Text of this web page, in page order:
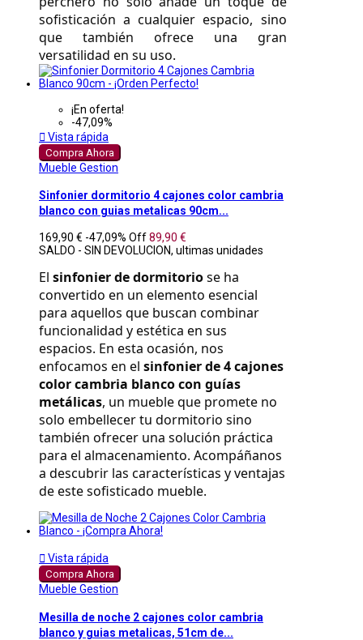
sofisticación a cualquier espacio, sino
que también ofrece una gran
versatilidad en su uso.
¡En oferta!
-47,09%
 Vista rápida
Compra Ahora
Mueble Gestion
Sinfonier dormitorio 4 cajones color cambria
blanco con guias metalicas 90cm...
169,90 € -47,09% Off89,90 €
SALDO - SIN DEVOLUCION, ultimas unidades
El sinfonier de dormitorio se ha
convertido en un elemento esencial
para aquellos que buscan combinar
funcionalidad y estética en sus
espacios. En esta ocasión, nos
enfocamos en el sinfonier de 4 cajones
color cambria blanco con guías
metálicas, un mueble que promete no
solo embellecer tu dormitorio sino
también ofrecer una solución práctica
para el almacenamiento. Acompáñanos
a descubrir las características y ventajas
de este sofisticado mueble.
 Vista rápida
Compra Ahora
Mueble Gestion
Mesilla de noche 2 cajones color cambria
blanco y guias metalicas, 51cm de...